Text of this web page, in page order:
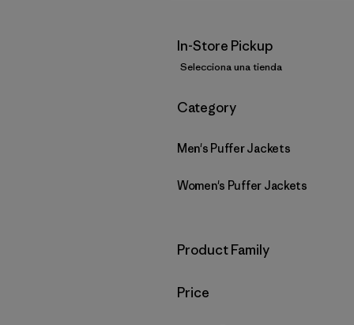
In-Store Pickup
Selecciona una tienda
Filtrar por
Category
Men's Puffer Jackets
Women's Puffer Jackets
Filtrar por
Product Family
Filtrar por
Price